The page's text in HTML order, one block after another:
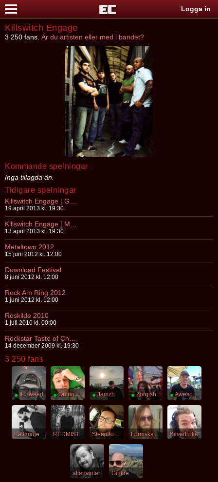
Logga in
Killswitch Engage
3 250 fans. Är du artisten eller med i bandet?
Kommande spelningar
Inga tillagda än.
Tidigare spelningar
19 april 2013 kl. 19:30
13 april 2013 kl. 19:30
Metaltown 2012
15 juni 2012 kl. 12:00
Download Festival
8 juni 2012 kl. 12:00
Rock Am Ring 2012
1 juni 2012 kl. 12:00
Roskilde 2010
1 juli 2010 kl. 00:00
14 december 2009 kl. 19:30
3 250 fans
●Itchweed ●Omnombrains ●Jamzh ● Zorgish ●Awesomesauce
Kattmage REDMIST SleepToken Formskapelse SilverFolie
altanvinter Ginfire